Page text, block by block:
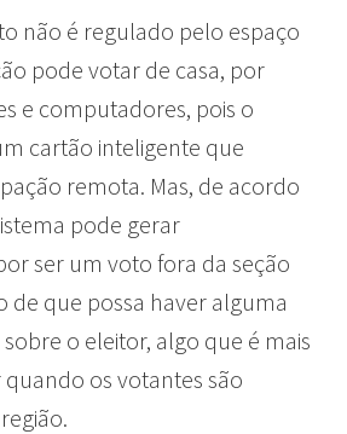
não é regulado pelo espaço
pode votar de casa, por
e computadores, pois o
cartão inteligente que
remota. Mas, de acordo
pode gerar
ser um voto fora da seção
de que possa haver alguma
o eleitor, algo que é mais
os votantes são